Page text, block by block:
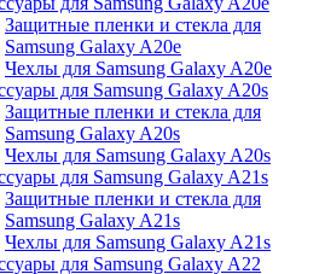
Защитные пленки и стекла для
Samsung Galaxy A20e
Чехлы для Samsung Galaxy A20e
для Samsung Galaxy A20s
Защитные пленки и стекла для
Samsung Galaxy A20s
Чехлы для Samsung Galaxy A20s
для Samsung Galaxy A21s
Защитные пленки и стекла для
Samsung Galaxy A21s
Чехлы для Samsung Galaxy A21s
для Samsung Galaxy A22